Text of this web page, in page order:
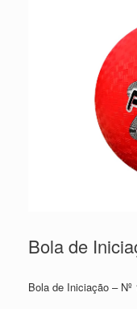
Bola de
Bola de Iniciação –